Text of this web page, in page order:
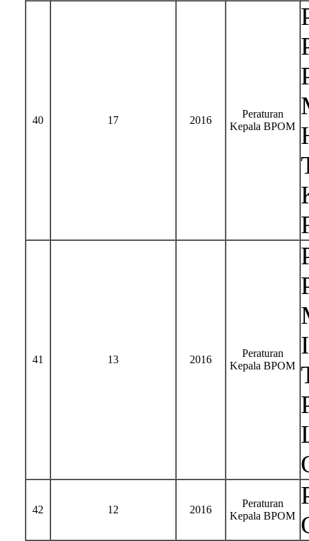
40 17 2016
Peraturan
Kepala BPOM
41 13 2016
Peraturan
Kepala BPOM
42 12 2016
Peraturan
Kepala BPOM